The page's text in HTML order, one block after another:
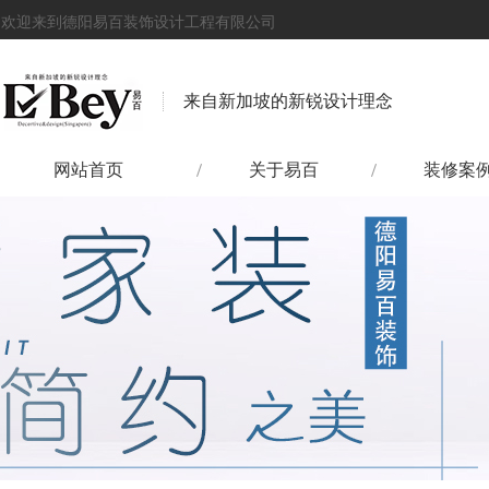
欢迎来到德阳易百装饰设计工程有限公司
来自新加坡的新锐设计理念
网站首页 关于易百 装修案